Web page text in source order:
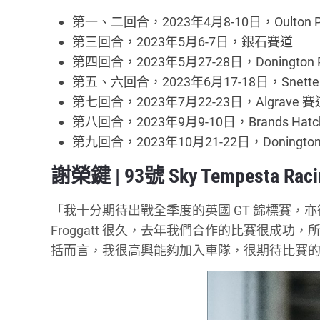
第一、二回合，2023年4月8-10日，Oulton
第三回合，2023年5月6-7日，銀石賽道
第四回合，2023年5月27-28日，Donington
第五、六回合，2023年6月17-18日，
第七回合，2023年7月22-23日，Algrave 賽
第八回合，2023年9月9-10日，Brands
第九回合，2023年10月21-22日，
謝榮鍵 | 93號 Sky Tempesta
「我十分期待出戰全季度的英國 GT 錦標賽，
Froggatt 很久，去年我們合作的比賽很成功，
括而言，我很高興能夠加入車隊，很期待比賽